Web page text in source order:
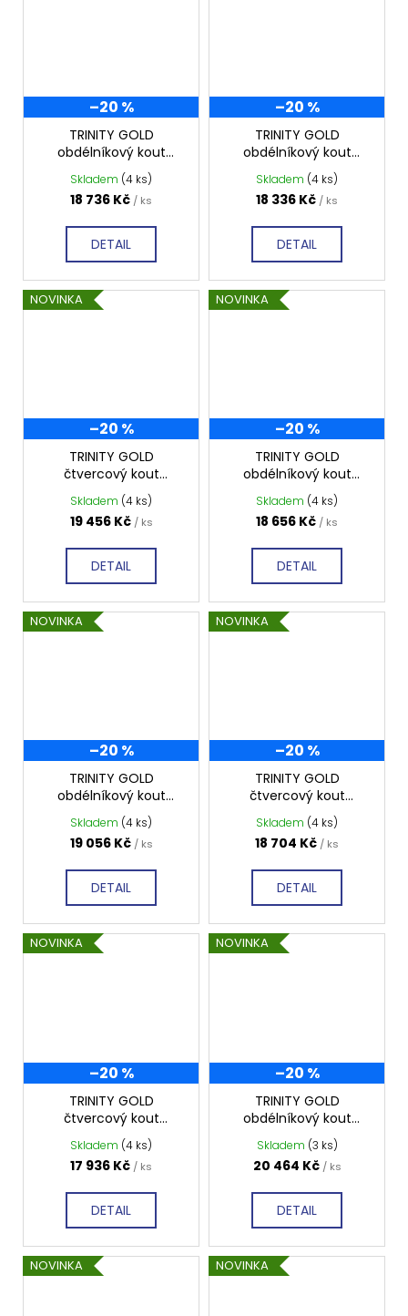
–20 %
TRINITY GOLD
obdélníkový kout
1000x800mm pravý,
matné sklo, GT5680-
10MR-G
Skladem (4 ks)
18 736 Kč / ks
DETAIL
–20 %
TRINITY GOLD
obdélníkový kout
900x800mm pravý,
matné sklo, GT5680-
90MR-G
Skladem (4 ks)
18 336 Kč / ks
DETAIL
NOVINKA
–20 %
TRINITY GOLD
čtvercový kout
1000x1000mm pravý,
matné sklo, GT5610-
10MR-G
Skladem (4 ks)
19 456 Kč / ks
DETAIL
NOVINKA
–20 %
TRINITY GOLD
obdélníkový kout
800x1000mm pravý,
matné sklo, GT5610-
80MR-G
Skladem (4 ks)
18 656 Kč / ks
DETAIL
NOVINKA
–20 %
TRINITY GOLD
obdélníkový kout
900x1000mm pravý,
matné sklo, GT5610-
90MR-G
Skladem (4 ks)
19 056 Kč / ks
DETAIL
NOVINKA
–20 %
TRINITY GOLD
čtvercový kout
900x900mm pravý,
matné sklo, GT5690-
90MR-G
Skladem (4 ks)
18 704 Kč / ks
DETAIL
NOVINKA
–20 %
TRINITY GOLD
čtvercový kout
800x800mm pravý,
matné sklo, GT5680-
80MR-G
Skladem (4 ks)
17 936 Kč / ks
DETAIL
NOVINKA
–20 %
TRINITY GOLD
obdélníkový kout
1100x1200mm levý,
matné sklo, GT5612-
11ML-G
Skladem (3 ks)
20 464 Kč / ks
DETAIL
NOVINKA NOVINKA